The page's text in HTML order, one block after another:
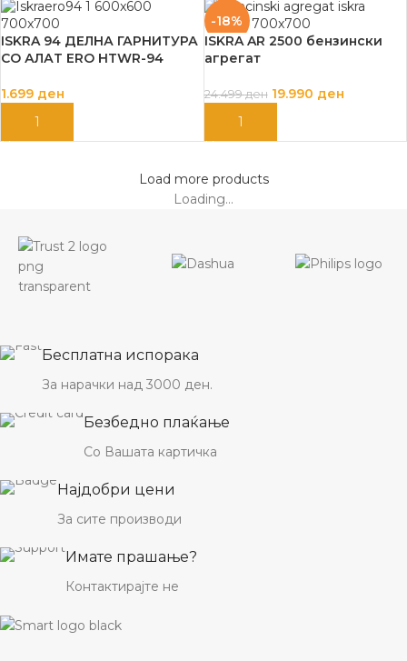
ISKRA 94 ДЕЛНА ГАРНИТУРА
СО АЛАТ ERO HTWR-94
1.699 ден
ДОДАЈ ВО КОШНИЦА
-18%
ISKRA AR 2500 бензински
агрегат
24.499ден 19.990 ден
ДОДАЈ ВО КОШНИЦА
Load more products
Loading...
Бесплатна испорака
За нарачки над 3000 ден.
Безбедно плаќање
Со Вашата картичка
Најдобри цени
За сите производи
Имате прашање?
Контактирајте не